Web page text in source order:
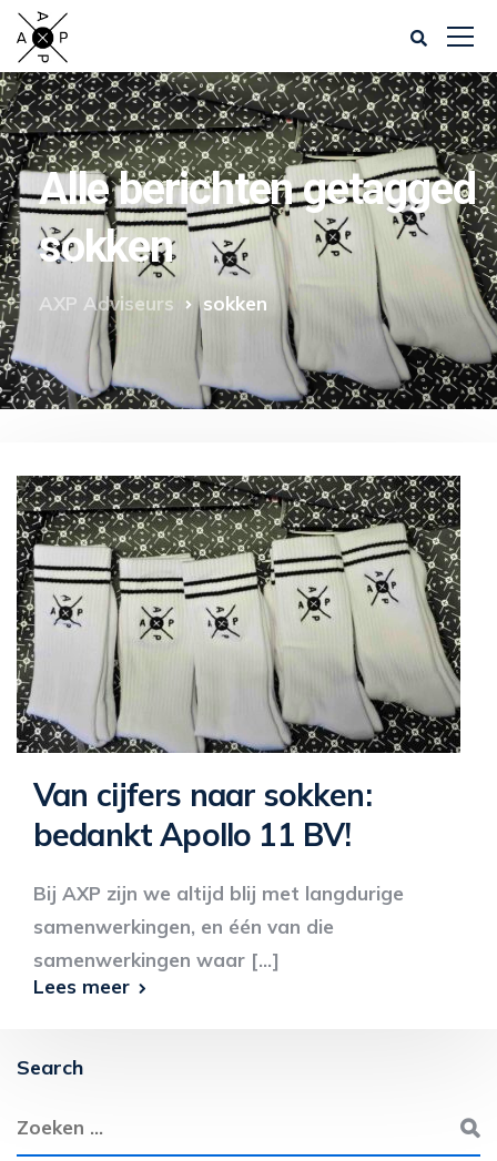
Alle berichten getagged
sokken
AXP Adviseurs sokken
Van cijfers naar sokken:
bedankt Apollo 11 BV!
Bij AXP zijn we altijd blij met langdurige
samenwerkingen, en één van die
samenwerkingen waar [...]
Lees meer
Search